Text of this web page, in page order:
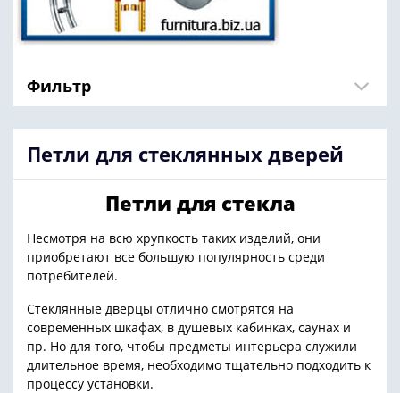
Фильтр
Петли для стеклянных дверей
Петли для стекла
Несмотря на всю хрупкость таких изделий, они
приобретают все большую популярность среди
потребителей.
Стеклянные дверцы отлично смотрятся на
современных шкафах, в душевых кабинках, саунах и
пр. Но для того, чтобы предметы интерьера служили
длительное время, необходимо тщательно подходить к
процессу установки.